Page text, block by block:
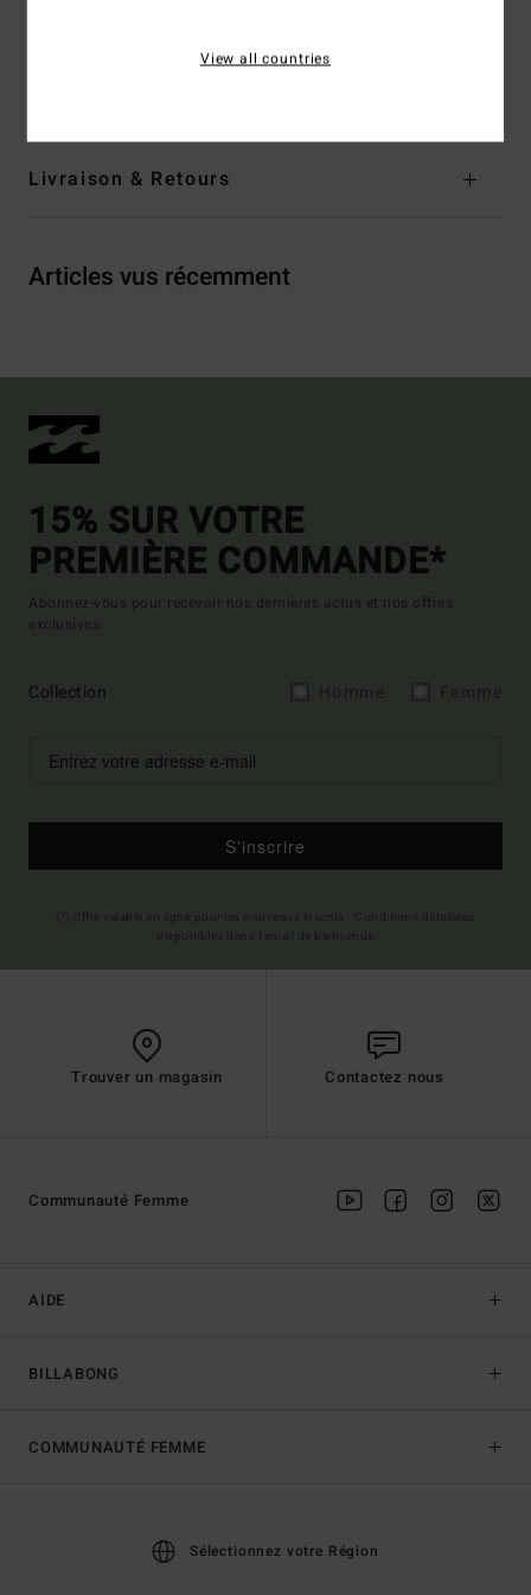
Livraison & Retours
Articles vus récemment
15% SUR VOTRE
PREMIÈRE COMMANDE*
Abonnez-vous pour recevoir nos dernières actus et nos offres
exclusives.
Collection
S'inscrire
Trouver un magasin Contactez nous
AIDE
BILLABONG
Communauté Femme
COMMUNAUTÉ FEMME
Sélectionnez votre Région
View all countries